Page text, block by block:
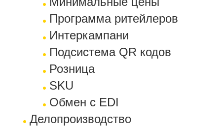
Программа ритейлеров
Интеркампани
Подсистема QR кодов
Розница
SKU
Обмен с EDI
Делопроизводство